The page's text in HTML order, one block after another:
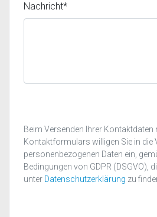
Nachricht*
Beim Versenden Ihrer Kontaktdaten
Kontaktformulars willigen Sie in die
personenbezogenen Daten ein,
Bedingungen von GDPR (DSGVO),
unter Datenschutzerklärung zu